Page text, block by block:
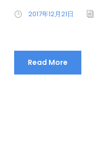
2017年12月21日
Read More